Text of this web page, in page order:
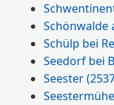
Schülp bei
Seedorf bei
Seester